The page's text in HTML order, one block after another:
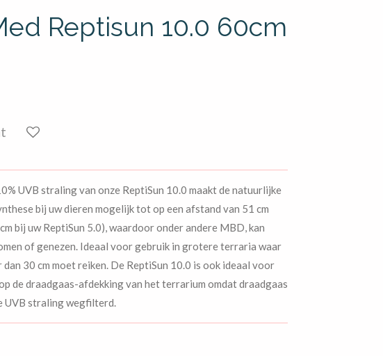
Reptisun 10.0 60cm
UVB straling van onze ReptiSun 10.0 maakt de natuurlijke
bij uw dieren mogelijk tot op een afstand van 51 cm
bij uw ReptiSun 5.0), waardoor onder andere MBD, kan
of genezen. Ideaal voor gebruik in grotere terraria waar
30 cm moet reiken. De ReptiSun 10.0 is ook ideaal voor
de draadgaas-afdekking van het terrarium omdat draadgaas
UVB straling wegfilterd.